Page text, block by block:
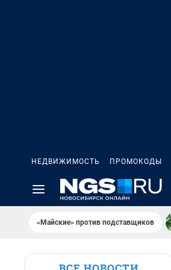
НЕДВИЖИМОСТЬ ПРОМОКОДЫ
«Майские» против подставщиков